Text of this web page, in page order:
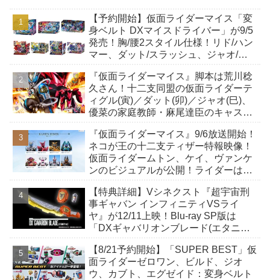
【予約開始】仮面ライダーマイス「変
身ベルト DXマイスドライバー」が9/5
発売！胸/腰2スタイル仕様！リド/ハン
マー、ダット/スラッシュ、ジャオ/バ
も！
『仮面ライダーマイス』脚本は荒川稔
久さん！十二支同盟の仮面ライダーテ
ィグル(寅)／ダット(卯)／ジャオ(巳)、
優菜の家庭教師・麻尾達臣のキャスト
んも変身！
『仮面ライダーマイス』9/6放送開始！
ネコが王の十二支ティザー特報映像！
仮面ライダームトン、ケイ、ヴァンケ
ンのビジュアルが公開！ライダーは子
【特典詳細】Vシネクスト『超宇宙刑
事ギャバン インフィニティVSライ
ヤ』が12/11上映！Blu-ray SP版は
「DXギャバリオンブレード(エタニテ
か豪華特典付き！
【8/21予約開始】「SUPER BEST」仮
面ライダーゼロワン、ビルド、ジオ
ウ、カブト、エグゼイド：変身ベルト